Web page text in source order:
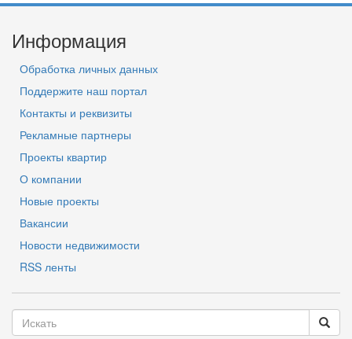
Информация
Обработка личных данных
Поддержите наш портал
Контакты и реквизиты
Рекламные партнеры
Проекты квартир
О компании
Новые проекты
Вакансии
Новости недвижимости
RSS ленты